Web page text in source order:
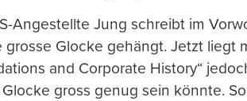
Angestellte Jung schreibt im
grosse Glocke gehängt. Jetzt liegt
and Corporate History“
gross genug sein könnte.